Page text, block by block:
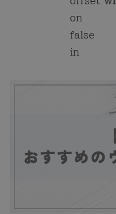
on
false
in